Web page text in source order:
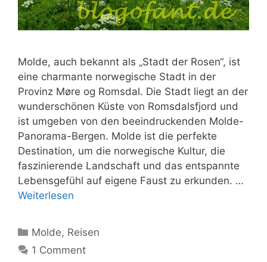
Molde, auch bekannt als „Stadt der Rosen“, ist
eine charmante norwegische Stadt in der
Provinz Møre og Romsdal. Die Stadt liegt an der
wunderschönen Küste von Romsdalsfjord und
ist umgeben von den beeindruckenden Molde-
Panorama-Bergen. Molde ist die perfekte
Destination, um die norwegische Kultur, die
faszinierende Landschaft und das entspannte
Lebensgefühl auf eigene Faust zu erkunden. …
Weiterlesen
Kategorien
Molde, Reisen
1 Comment